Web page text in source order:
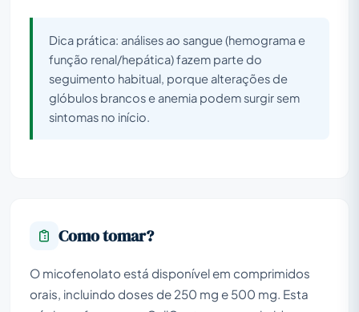
Dica prática: análises ao sangue (hemograma e
função renal/hepática) fazem parte do
seguimento habitual, porque alterações de
glóbulos brancos e anemia podem surgir sem
sintomas no início.
Como tomar?
O micofenolato está disponível em comprimidos
orais, incluindo doses de 250 mg e 500 mg. Esta